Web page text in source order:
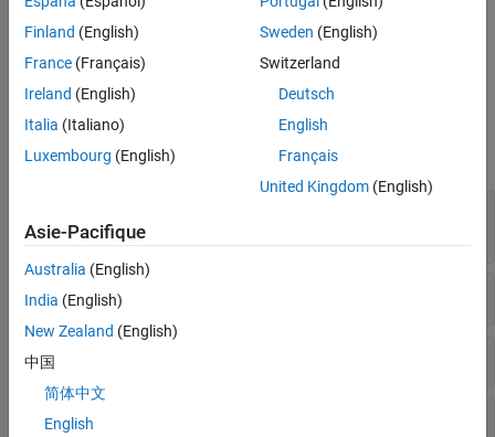
No data added into context
Examples
expand all
operation
Incorrect key for cryptographic algorithm
Missing cipher final step
Finland (English)
France (Français)
Ireland (English)
Italia (Italiano)
Luxembourg (English)
Sweden (English)
Switzerland
Deutsch
English
Français
United Kingdom(English)
Asie-Pacifique
Australia (English)
India (English)
New Zealand (English)
中国
简体中文
English